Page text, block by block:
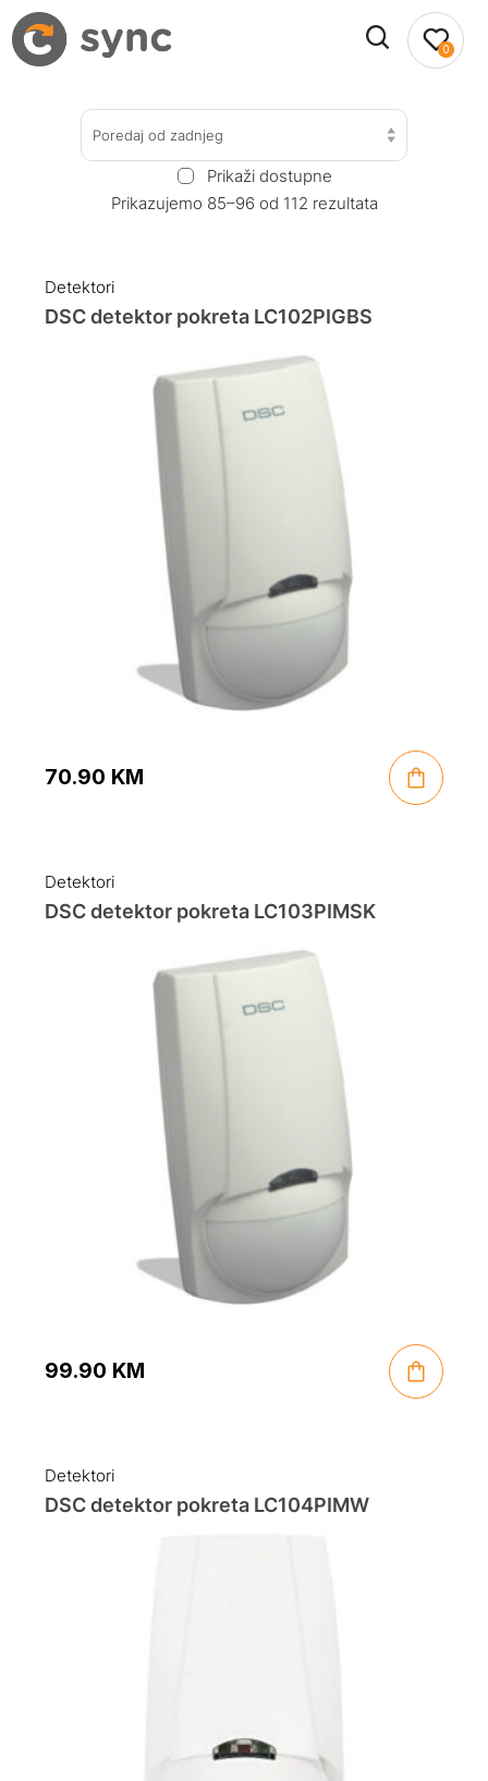
0
Poredaj od zadnjeg
Prikaži dostupne
Prikazujemo 85–96 od 112 rezultata
Detektori
DSC detektor pokreta LC102PIGBS
70.90 KM
Detektori
DSC detektor pokreta LC103PIMSK
99.90 KM
Detektori
DSC detektor pokreta LC104PIMW